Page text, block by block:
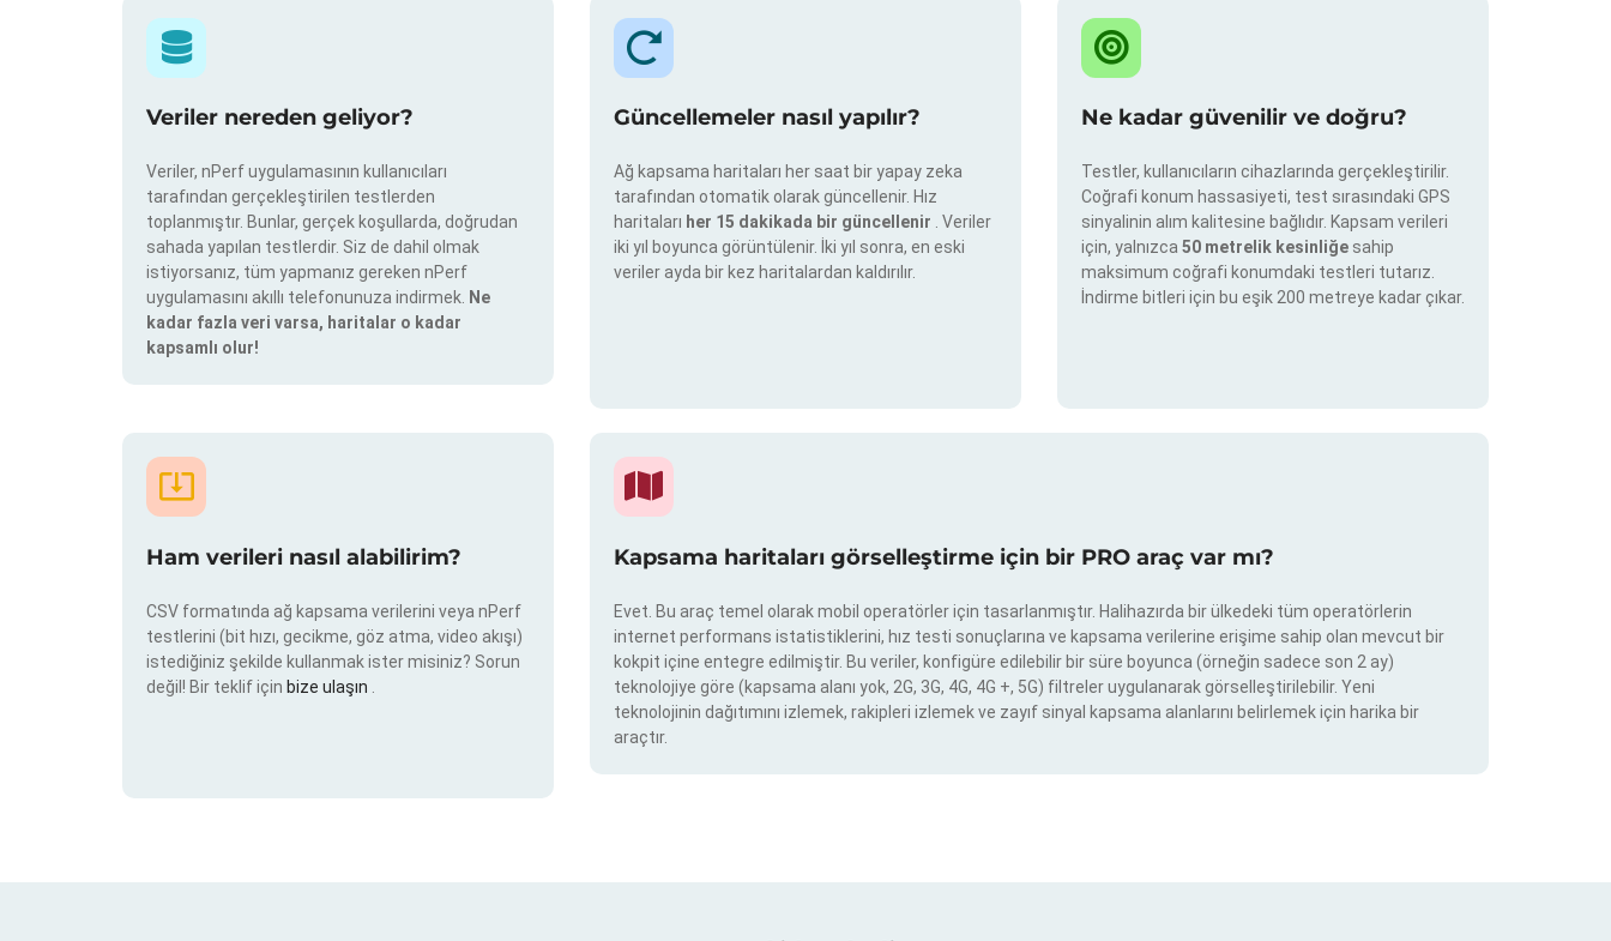
Veriler nereden geliyor?
Veriler, nPerf uygulamasının kullanıcıları
tarafından gerçekleştirilen testlerden
toplanmıştır. Bunlar, gerçek koşullarda, doğrudan
sahada yapılan testlerdir. Siz de dahil olmak
istiyorsanız, tüm yapmanız gereken nPerf
uygulamasını akıllı telefonunuza indirmek. Ne
kadar fazla veri varsa, haritalar o kadar
kapsamlı olur!
Güncellemeler nasıl yapılır?
Ağ kapsama haritaları her saat bir yapay zeka
tarafından otomatik olarak güncellenir. Hız
haritaları her 15 dakikada bir güncellenir
. Veriler
iki yıl boyunca görüntülenir. İki yıl sonra, en eski
veriler ayda bir kez haritalardan kaldırılır.
Ne kadar güvenilir ve doğru?
Testler, kullanıcıların cihazlarında gerçekleştirilir.
Coğrafi konum hassasiyeti, test sırasındaki GPS
sinyalinin alım kalitesine bağlıdır. Kapsam verileri
için, yalnızca 50 metrelik kesinliğe sahip
maksimum coğrafi konumdaki testleri tutarız.
İndirme bitleri için bu eşik 200 metreye kadar çıkar.
Ham verileri nasıl alabilirim?
CSV formatında ağ kapsama verilerini veya nPerf
testlerini (bit hızı, gecikme, göz atma, video akışı)
istediğiniz şekilde kullanmak ister misiniz? Sorun
değil! Bir teklif için bize ulaşın
Kapsama haritaları görselleştirme için bir PRO araç var mı?
Evet. Bu araç temel olarak mobil operatörler için tasarlanmıştır. Halihazırda bir ülkedeki tüm operatörlerin
internet performans istatistiklerini, hız testi sonuçlarına ve kapsama verilerine erişime sahip olan mevcut bir
kokpit içine entegre edilmiştir. Bu veriler, konfigüre edilebilir bir süre boyunca (örneğin sadece son 2 ay)
teknolojiye göre (kapsama alanı yok, 2G, 3G, 4G, 4G +, 5G) filtreler uygulanarak görselleştirilebilir. Yeni
teknolojinin dağıtımını izlemek, rakipleri izlemek ve zayıf sinyal kapsama alanlarını belirlemek için harika bir
araçtır.